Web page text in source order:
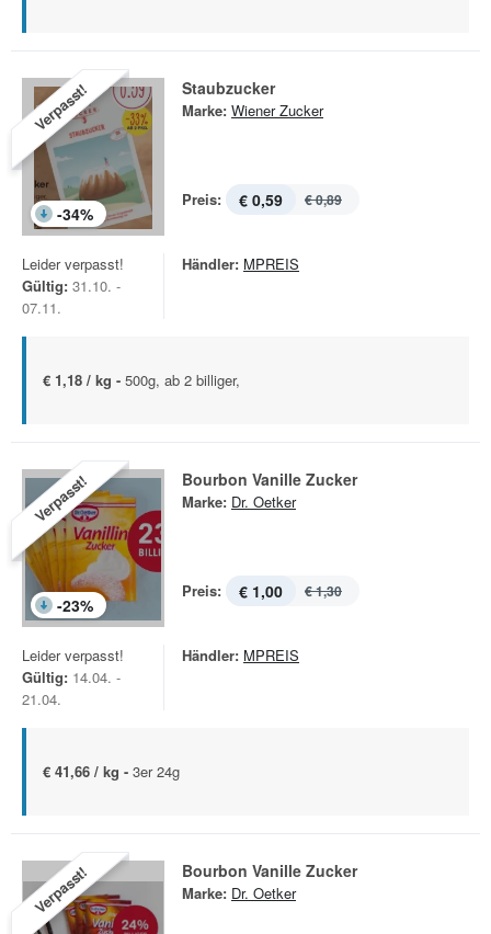
Verpasst!
-34%
Staubzucker
Marke: Wiener Zucker
Preis: € 0,59 € 0,89
Leider verpasst!
Gültig: 31.10. -
07.11.
Händler: MPREIS
€ 1,18 / kg - 500g, ab 2 billiger,
Verpasst!
-23%
Bourbon Vanille Zucker
Marke: Dr. Oetker
Preis: € 1,00 € 1,30
Leider verpasst!
Gültig: 14.04. -
21.04.
Händler: MPREIS
€ 41,66 / kg - 3er 24g
Verpasst! Bourbon Vanille Zucker
Marke: Dr. Oetker